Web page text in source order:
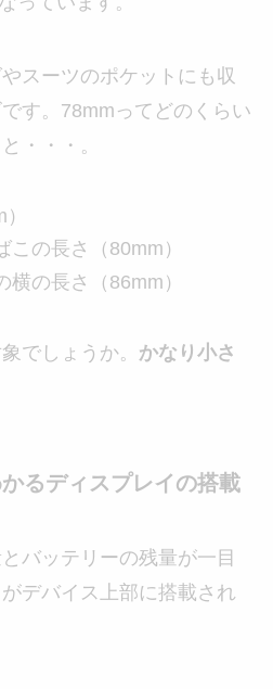
スーツのポケットにも収
す。78mmってどのくらい
・・・。
この長さ（80mm）
横の長さ（86mm）
でしょうか。 かなり小さ
かるディスプレイの搭載
バッテリーの残量が一目
デバイス上部に搭載され